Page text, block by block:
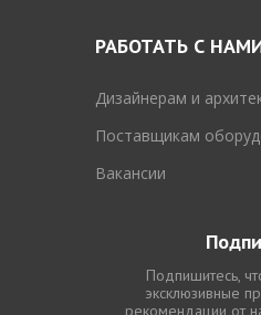
РАБОТАТЬ С
Дизайнерам и
Поставщикам
Вакансии
Подпишитесь,
эксклюзивные
рекомендации от